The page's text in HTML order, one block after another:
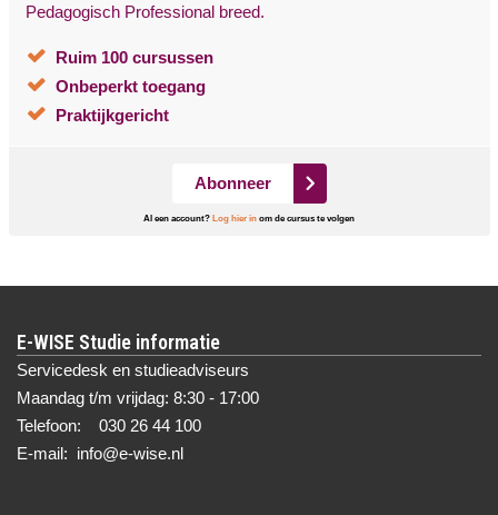
Pedagogisch Professional breed.
Ruim 100 cursussen
Onbeperkt toegang
Praktijkgericht
Abonneer
Al een account? Log hier in om de cursus te volgen
E-WISE Studie informatie
Servicedesk en studieadviseurs
Maandag t/m vrijdag: 8:30 - 17:00
Telefoon: 030 26 44 100
E-mail: info@e-wise.nl